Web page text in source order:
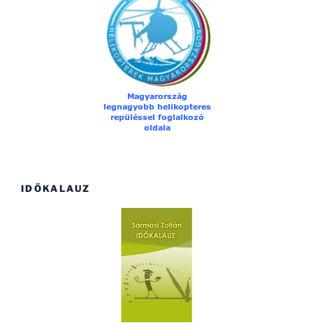
IDŐKALAUZ